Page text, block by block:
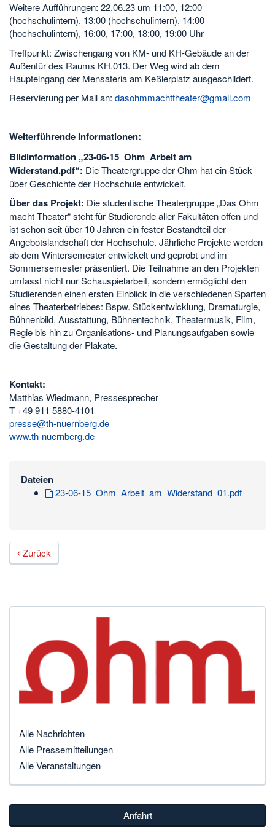
Weitere Aufführungen: 22.06.23 um 11:00, 12:00
(hochschulintern), 13:00 (hochschulintern), 14:00
(hochschulintern), 16:00, 17:00, 18:00, 19:00 Uhr
Treffpunkt: Zwischengang von KM- und KH-Gebäude an der
Außentür des Raums KH.013. Der Weg wird ab dem
Haupteingang der Mensateria am Keßlerplatz ausgeschildert.
Reservierung per Mail an: dasohmmachttheater@gmail.com
Weiterführende Informationen:
Bildinformation „23-06-15_Ohm_Arbeit am
Widerstand.pdf“: Die Theatergruppe der Ohm hat ein Stück
über Geschichte der Hochschule entwickelt.
Über das Projekt: Die studentische Theatergruppe „Das Ohm
macht Theater“ steht für Studierende aller Fakultäten offen und
ist schon seit über 10 Jahren ein fester Bestandteil der
Angebotslandschaft der Hochschule. Jährliche Projekte werden
ab dem Wintersemester entwickelt und geprobt und im
Sommersemester präsentiert. Die Teilnahme an den Projekten
umfasst nicht nur Schauspielarbeit, sondern ermöglicht den
Studierenden einen ersten Einblick in die verschiedenen Sparten
eines Theaterbetriebes: Bspw. Stückentwicklung, Dramaturgie,
Bühnenbild, Ausstattung, Bühnentechnik, Theatermusik, Film,
Regie bis hin zu Organisations- und Planungsaufgaben sowie
die Gestaltung der Plakate.
Kontakt:
Matthias Wiedmann, Pressesprecher
T +49 911 5880-4101
presse@th-nuernberg.de
www.th-nuernberg.de
Dateien
23-06-15_Ohm_Arbeit_am_Widerstand_01.pdf
Zurück
Alle Nachrichten
Alle Pressemitteilungen
Alle Veranstaltungen
Anfahrt